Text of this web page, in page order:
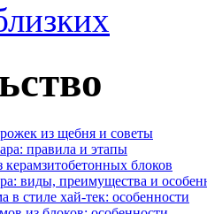
из щебня и советы
правила и этапы
блоков
виды, преимущества и
в стиле хай-тек: особенности